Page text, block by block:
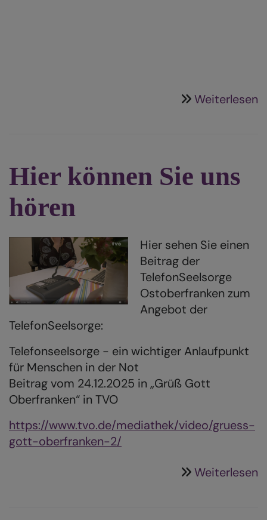
Weiterlesen
Hier können Sie uns
hören
Hier sehen Sie einen
Beitrag der
TelefonSeelsorge
Ostoberfranken zum
Angebot der
TelefonSeelsorge:
Telefonseelsorge - ein wichtiger Anlaufpunkt
für Menschen in der Not
Beitrag vom 24.12.2025 in „Grüß Gott
Oberfranken“ in TVO
https://www.tvo.de/mediathek/video/gruess-
gott-oberfranken-2/
Weiterlesen